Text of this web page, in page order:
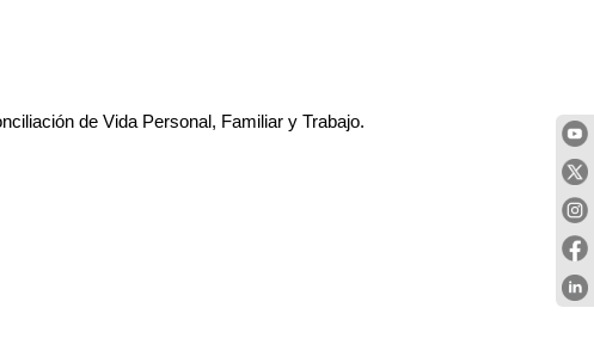
de Vida Personal, Familiar y Trabajo.